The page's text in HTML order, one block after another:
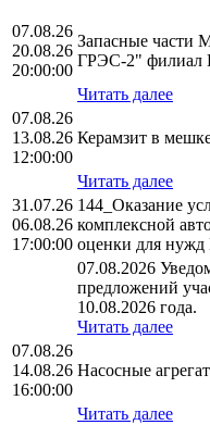
07.08.26
20.08.26
20:00:00
Запасные части
ГРЭС-2" филиал
Читать далее
07.08.26
13.08.26
12:00:00
Керамзит в
Читать далее
31.07.26
06.08.26
17:00:00
144_Оказание
комплексной
оценки для
07.08.2026
предложений
10.08.2026 года.
Читать далее
07.08.26
14.08.26
16:00:00
Насосные
Читать далее